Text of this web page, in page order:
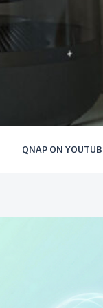
QNAP ON